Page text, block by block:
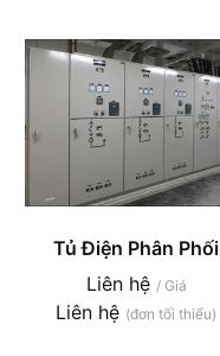
Tủ Điện Phân Phối
Liên hệ / Giá
Liên hệ (đơn tối thiểu)